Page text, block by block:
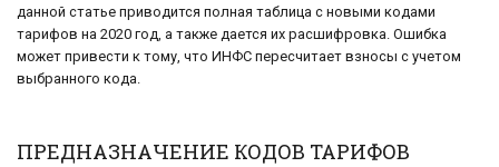
данной статье приводится полная таблица с новыми кодами
тарифов на 2020 год, а также дается их расшифровка. Ошибка
может привести к тому, что ИНФС пересчитает взносы с учетом
выбранного кода.
ПРЕДНАЗНАЧЕНИЕ КОДОВ ТАРИФОВ